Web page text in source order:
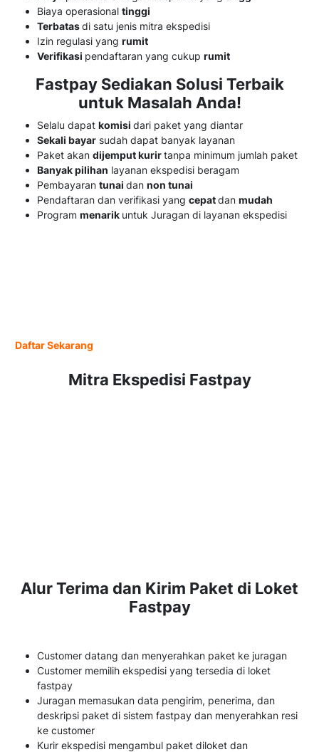
Biaya operasional tinggi
Terbatasdi satu jenis mitra ekspedisi
Izin regulasi yang rumit
Verifikasi pendaftaran yang cukup rumit
Fastpay Sediakan Solusi Terbaik
untuk Masalah Anda!
Selalu dapat komisi dari paket yang diantar
Sekali bayar sudah dapat banyak layanan
Paket akan dijemput kurirtanpa minimum jumlah paket
Banyak pilihan layanan ekspedisi beragam
Pembayaran tunai dan non tunai
Pendaftaran dan verifikasi yang cepatdan mudah
Program menarik untuk Juragan di layanan ekspedisi
Daftar Sekarang
Mitra Ekspedisi Fastpay
Alur Terima dan Kirim Paket di Loket
Fastpay
Customer datang dan menyerahkan paket ke juragan
Customer memilih ekspedisi yang tersedia di loket
fastpay
Juragan memasukan data pengirim, penerima, dan
deskripsi paket di sistem fastpay dan menyerahkan resi
ke customer
Kurir ekspedisi mengambul paket diloket dan